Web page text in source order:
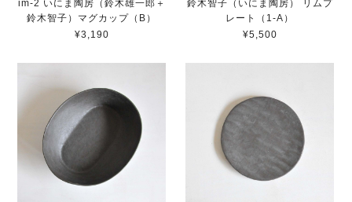
im-2 いにま陶房（鈴木雄一郎＋
鈴木智子）マグカップ（B）
¥3,190
鈴木智子（いにま陶房） リムプ
レート（1-A）
¥5,500